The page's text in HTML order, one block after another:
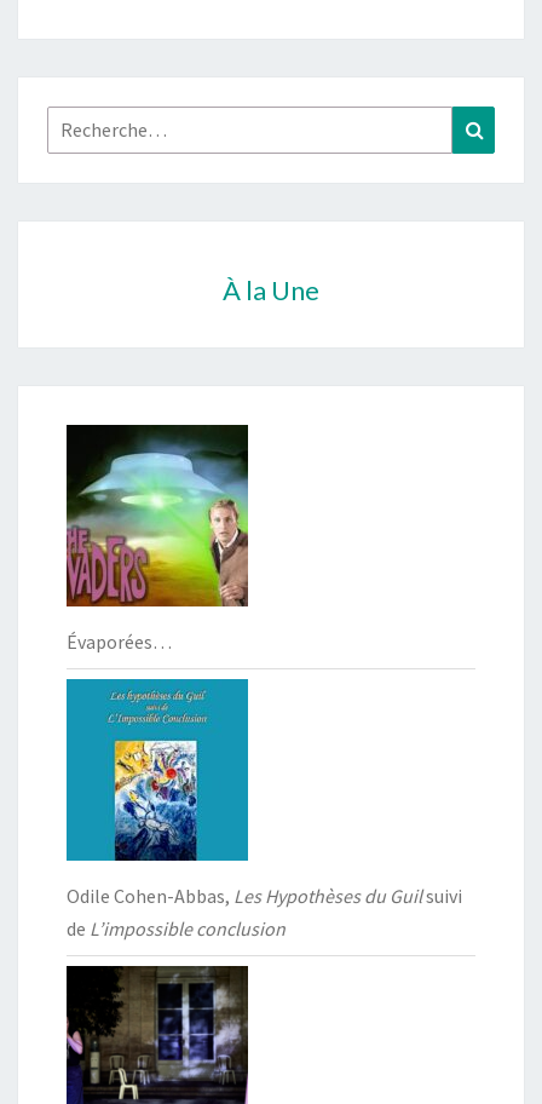
Rechercher :
À la Une
Évaporées…
Odile Cohen-Abbas, Les Hypothèses du Guilsuivi
de L’impossible conclusion